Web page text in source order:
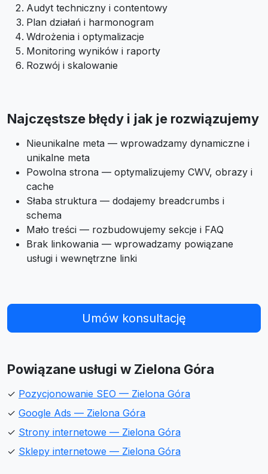
Audyt techniczny i contentowy
Plan działań i harmonogram
Wdrożenia i optymalizacje
Monitoring wyników i raporty
Rozwój i skalowanie
Najczęstsze błędy i jak je rozwiązujemy
Nieunikalne meta — wprowadzamy dynamiczne i
unikalne meta
Powolna strona — optymalizujemy CWV, obrazy i
cache
Słaba struktura — dodajemy breadcrumbs i
schema
Mało treści — rozbudowujemy sekcje i FAQ
Brak linkowania — wprowadzamy powiązane
usługi i wewnętrzne linki
Umów konsultację
Powiązane usługi w Zielona Góra
✓ Pozycjonowanie SEO — Zielona Góra
✓ Google Ads — Zielona Góra
✓ Strony internetowe — Zielona Góra
✓ Sklepy internetowe — Zielona Góra